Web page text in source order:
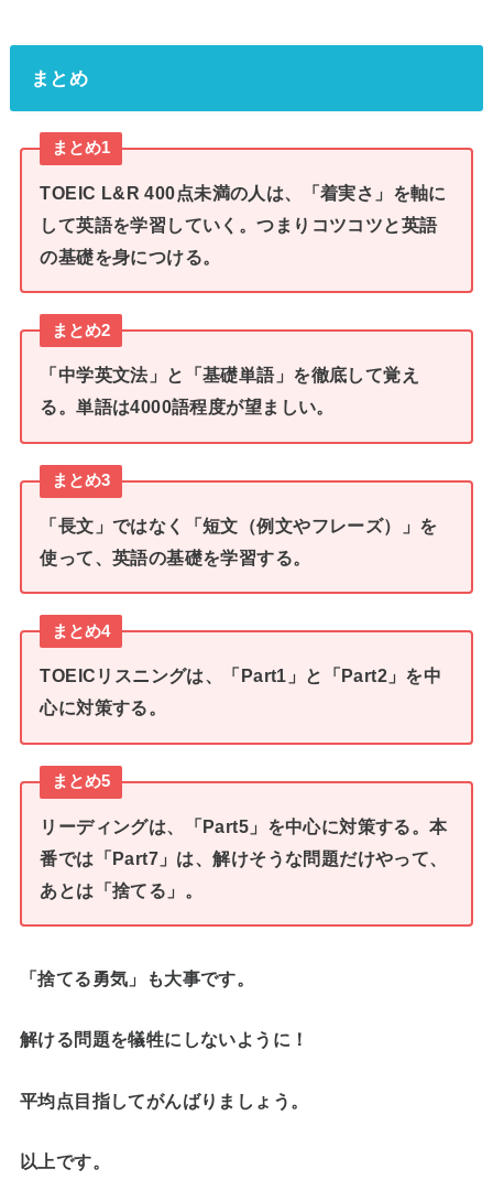
まとめ
まとめ1
TOEIC L&R 400点未満の人は、「着実さ」を軸に
して英語を学習していく。つまりコツコツと英語
の基礎を身につける。
まとめ2
「中学英文法」と「基礎単語」を徹底して覚え
る。単語は4000語程度が望ましい。
まとめ3
「長文」ではなく「短文（例文やフレーズ）」を
使って、英語の基礎を学習する。
まとめ4
TOEICリスニングは、「Part1」と「Part2」を中
心に対策する。
まとめ5
リーディングは、「Part5」を中心に対策する。本
番では「Part7」は、解けそうな問題だけやって、
あとは「捨てる」。
「捨てる勇気」も大事です。
解ける問題を犠牲にしないように！
平均点目指してがんばりましょう。
以上です。